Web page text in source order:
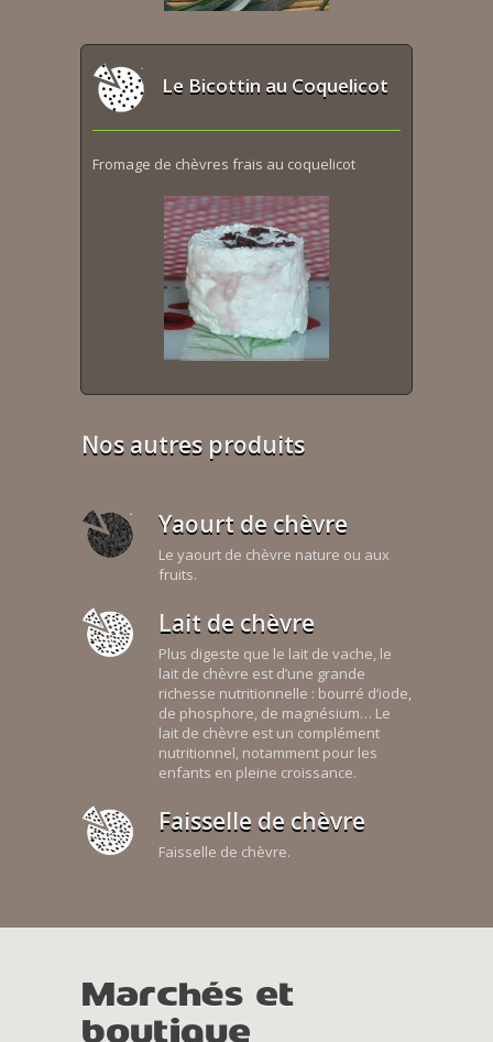
Le Bicottin au Coquelicot
Fromage de chèvres frais au coquelicot
Nos autres produits
Yaourt de chèvre
Le yaourt de chèvre nature ou aux
fruits.
Lait de chèvre
Plus digeste que le lait de vache, le
lait de chèvre est d’une grande
richesse nutritionnelle : bourré d’iode,
de phosphore, de magnésium… Le
lait de chèvre est un complément
nutritionnel, notamment pour les
enfants en pleine croissance.
Faisselle de chèvre
Faisselle de chèvre.
Marchés et
boutique